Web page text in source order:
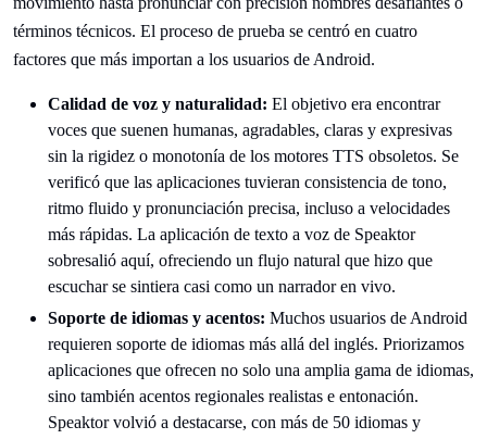
términos técnicos. El proceso de prueba se centró en cuatro
factores que más importan a los usuarios de Android.
Calidad de voz y naturalidad: El objetivo era encontrar
voces que suenen humanas, agradables, claras y expresivas
sin la rigidez o monotonía de los motores TTS obsoletos. Se
verificó que las aplicaciones tuvieran consistencia de tono,
ritmo fluido y pronunciación precisa, incluso a velocidades
más rápidas. La aplicación de texto a voz de Speaktor
sobresalió aquí, ofreciendo un flujo natural que hizo que
escuchar se sintiera casi como un narrador en vivo.
Soporte de idiomas y acentos: Muchos usuarios de Android
requieren soporte de idiomas más allá del inglés. Priorizamos
aplicaciones que ofrecen no solo una amplia gama de idiomas,
sino también acentos regionales realistas e entonación.
Speaktor volvió a destacarse, con más de 50 idiomas y